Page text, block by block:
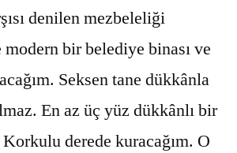
denilen mezbeleliği
modern bir belediye binası ve
Seksen tane dükkânla
En az üç yüz dükkânlı bir
derede kuracağım. O